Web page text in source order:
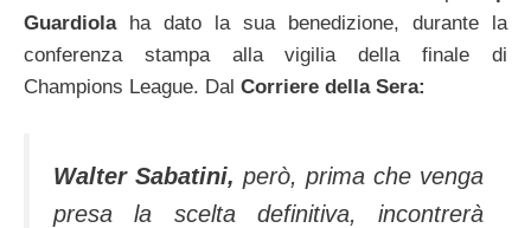
Guardiola
ha dato la sua benedizione, durante la
conferenza stampa alla vigilia della finale di
Champions League. Dal Corriere della Sera:
Walter Sabatini, però, prima che venga
presa la scelta definitiva, incontrerà